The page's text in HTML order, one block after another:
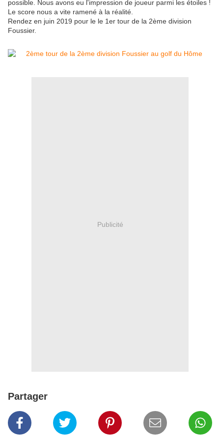
possible. Nous avons eu l'impression de joueur parmi les étoiles !
Le score nous a vite ramené à la réalité.
Rendez en juin 2019 pour le le 1er tour de la 2ème division
Foussier.
Publicité
Partager